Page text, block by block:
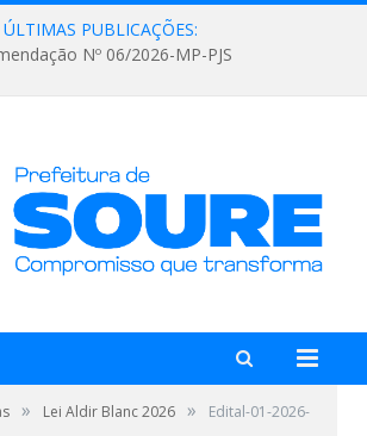
ÚLTIMAS PUBLICAÇÕES:
Nº 06/2026-MP-PJS
» Lei Aldir Blanc 2026 »
Edital-01-2026-